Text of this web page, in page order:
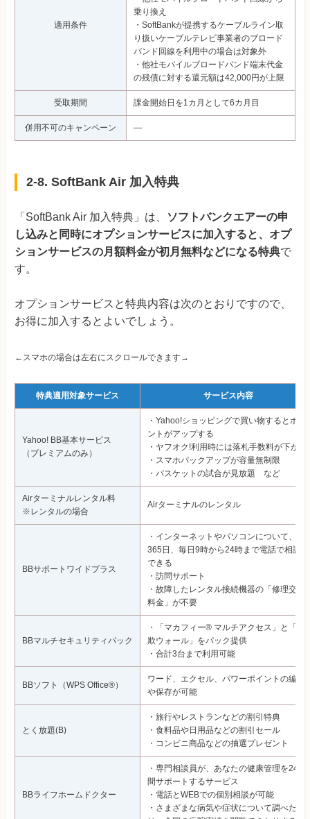
適用条件
乗り換え
・SoftBankが提携するケーブルライン取
り扱いケーブルテレビ事業者のブロード
バンド回線を利用中の場合は対象外
・他社モバイルブロードバンド端末代金
の残債に対する還元額は42,000円が上限
受取期間 課金開始日を1カ月として6カ月目
併用不可のキャンペーン ―
2-8. SoftBank Air 加入特典
「SoftBank Air 加入特典」は、
ソフトバンクエアーの申
し込みと同時にオプションサービスに加入すると、オプ
ションサービスの月額料金が初月無料などになる特典で
す。
オプションサービスと特典内容は次のとおりですので、
お得に加入するとよいでしょう。
←スマホの場合は左右にスクロールできます→
特典適用対象サービス サービス内容
Yahoo! BB基本サービス
（プレミアムのみ）
・Yahoo!ショッピングで買い物するとポイ
ントがアップする
・ヤフオク!利用時には落札手数料が下がる
・スマホバックアップが容量無制限
・バスケットの試合が見放題 など
Airターミナルレンタル料
※レンタルの場合
Airターミナルのレンタル
BBサポートワイドプラス
・インターネットやパソコンについて、
365日、毎日9時から24時まで電話で相談
できる
・訪問サポート
・故障したレンタル接続機器の「修理交換
料金」が不要
BBマルチセキュリティパック
・「マカフィー® マルチアクセス」と「詐
欺ウォール」をパック提供
・合計3台まで利用可能
BBソフト（WPS Office®）
ワード、エクセル、パワーポイントの編集
や保存が可能
とく放題(B)
・旅行やレストランなどの割引特典
・食料品や日用品などの割引セール
・コンビニ商品などの抽選プレゼント
BBライフホームドクター
・専門相談員が、あなたの健康管理を24時
間サポートするサービス
・電話とWEBでの個別相談が可能
・さまざまな病気や症状について調べた